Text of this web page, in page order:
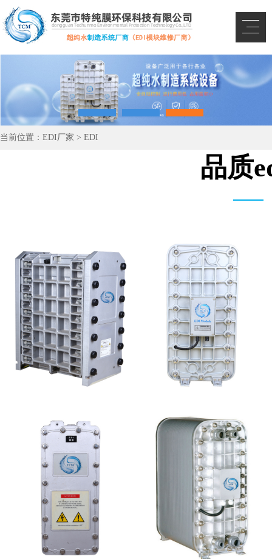
当前位置： EDI厂家 > EDI
品质
GE EDI模块维修 MK-TC500 EDI模块